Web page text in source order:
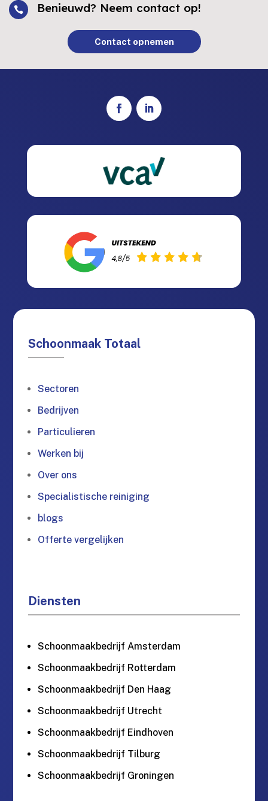
 Benieuwd? Neem contact op!
Contact opnemen
Schoonmaak Totaal
Sectoren
Bedrijven
Particulieren
Werken bij
Over ons
Specialistische reiniging
blogs
Offerte vergelijken
Diensten
Schoonmaakbedrijf Amsterdam
Schoonmaakbedrijf Rotterdam
Schoonmaakbedrijf Den Haag
Schoonmaakbedrijf Utrecht
Schoonmaakbedrijf Eindhoven
Schoonmaakbedrijf Tilburg
Schoonmaakbedrijf Groningen